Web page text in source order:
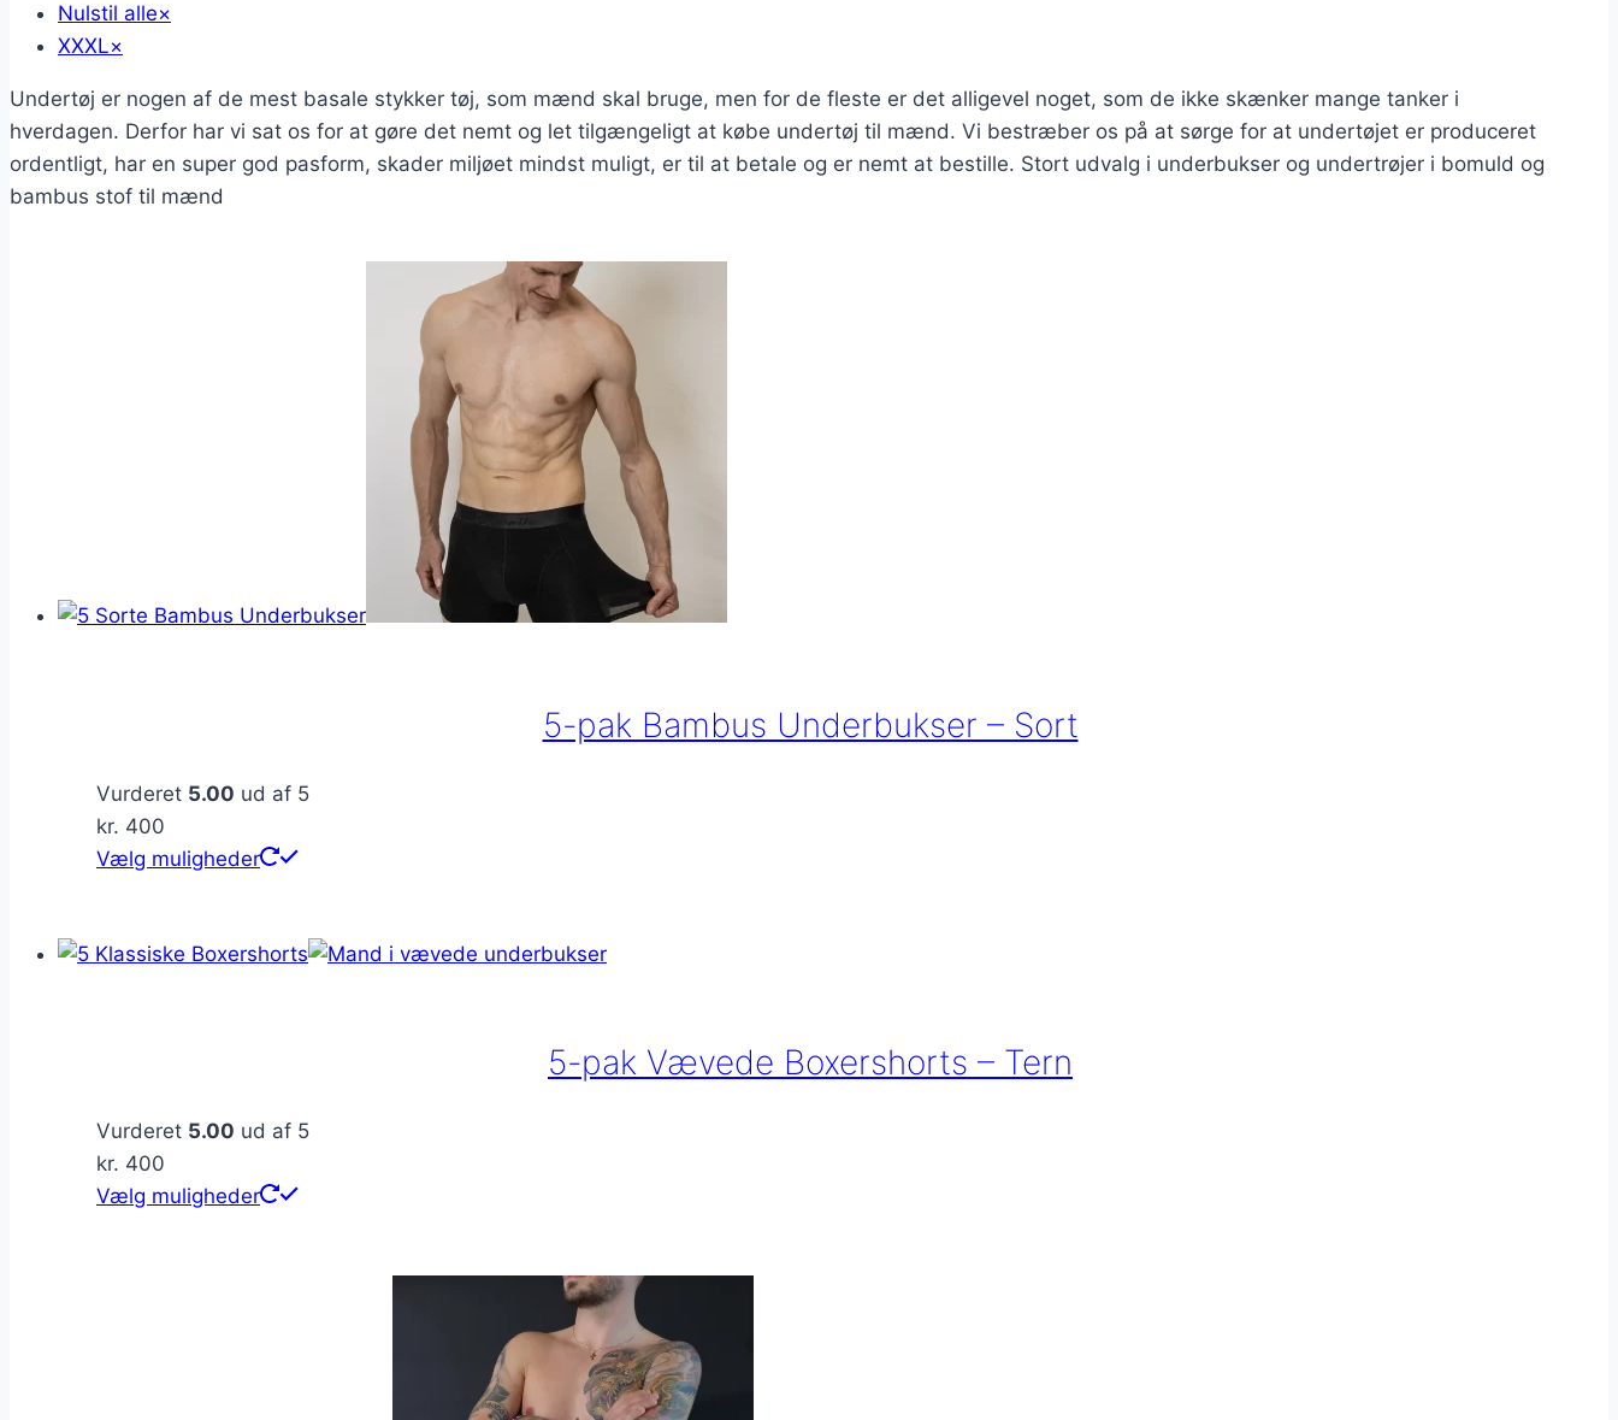
Nulstil alle×
XXXL×
Undertøj er nogen af de mest basale stykker tøj, som mænd skal bruge, men for de fleste er det alligevel noget, som de ikke skænker mange tanker i
hverdagen. Derfor har vi sat os for at gøre det nemt og let tilgængeligt at købe undertøj til mænd. Vi bestræber os på at sørge for at undertøjet er produceret
ordentligt, har en super god pasform, skader miljøet mindst muligt, er til at betale og er nemt at bestille. Stort udvalg i underbukser og undertrøjer i bomuld og
bambus stof til mænd
5-pak Bambus Underbukser – Sort
Vurderet 5.00 ud af 5
kr. 400
Vælg muligheder
Dette
flere
på
5-pak Vævede Boxershorts – Tern
Vurderet 5.00 ud af 5
kr. 400
Vælg muligheder
Dette